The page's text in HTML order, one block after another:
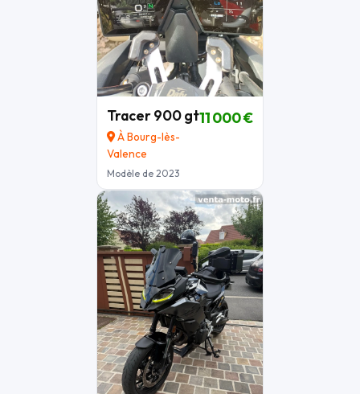
Tracer 900 gt
À Bourg-lès-
Valence
Modèle de 2023
11 000 €